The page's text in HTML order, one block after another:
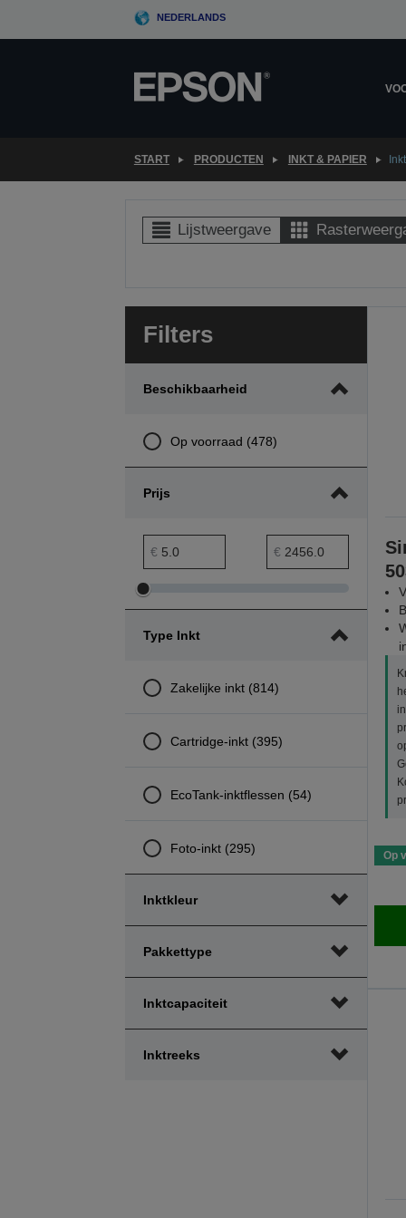
NEDERLANDS
START PRODUCTEN INKT & PAPIER
Lijstweergave
Filters
Beschikbaarheid
Op voorraad (478)
Prijs
prijs minimumbereik
€ Maximumbereik prijs
€
Minimumbereik
aanpassen
Maximumbereik
aanpassen
Type Inkt
Zakelijke inkt (814)
Cartridge-inkt (395)
EcoTank-inktflessen (54)
Foto-inkt (295)
Inktkleur
Pakkettype
Inktcapaciteit
Inktreeks
Op